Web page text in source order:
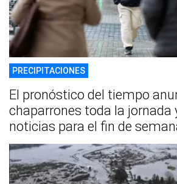
PRECIPITACIONES
El pronóstico del tiempo
chaparrones toda la jornada
noticias para el fin de